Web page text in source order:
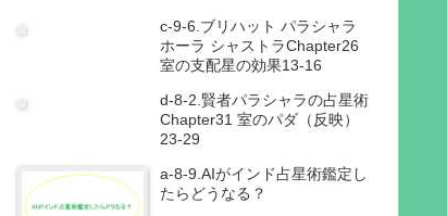
c-9-6.ブリハット パラシャラ
ホーラ シャストラChapter26
室の支配星の効果13-16
d-8-2.賢者パラシャラの占星術
Chapter31 室のパダ（反映）
23-29
a-8-9.AIがインド占星術鑑定し
たらどうなる？